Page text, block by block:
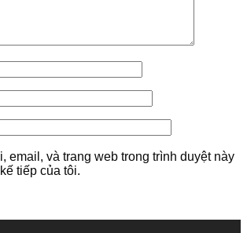
email, và trang web trong trình duyệt này
tiếp của tôi.